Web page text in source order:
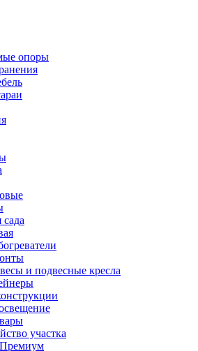
опоры
и подвесные кресла
участка
Премиум